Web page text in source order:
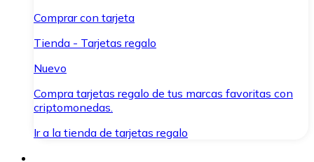
Comprar con tarjeta
Tienda - Tarjetas regalo
Nuevo
Compra tarjetas regalo de tus marcas favoritas con
criptomonedas.
Ir a la tienda de tarjetas regalo